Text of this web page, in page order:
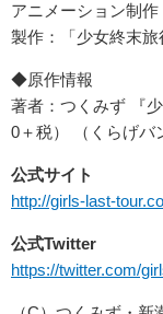
アニメーション制
製作：「少女終末
◆原作情報
著者：つくみず 『
0＋税） （くらげバ
公式サイト
http://girls-last-
公式Twitter
https://twitter.com/